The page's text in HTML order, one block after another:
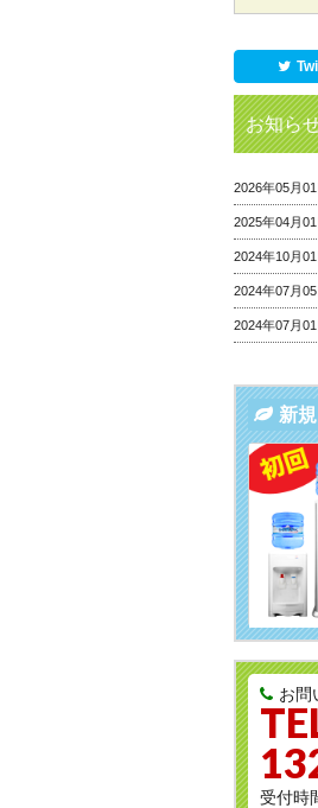
お知ら
2026年05月01
2025年04月01
2024年10月01
2024年07月05
2024年07月01
新
お問
受付時